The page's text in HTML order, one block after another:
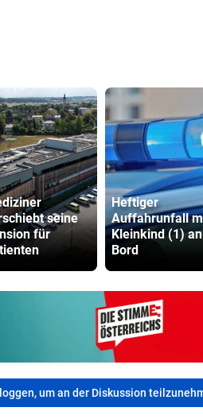
seine
für
Heftiger
Auffahrunfall
Kleinkind (1) an
Bord
um an der Diskussion